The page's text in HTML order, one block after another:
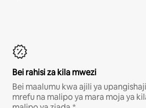
Bei rahisi za kila mwezi
Bei maalumu kwa ajili ya
mrefu na malipo ya mara moja ya